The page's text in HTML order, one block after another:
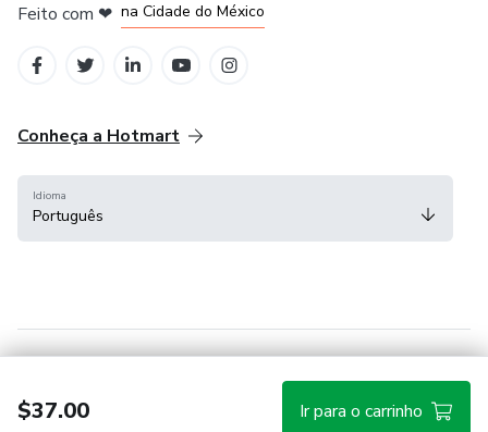
$37.00 Ir para o carrinho
Feito com ❤ na Cidade do México
Conheça a Hotmart
Idioma
Português